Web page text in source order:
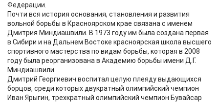
Федерации.
Почти вся история основания, становления и развития
вольной борьбы в Красноярском крае связана с именем
Дмитрия Миндиашвили. В 1973 году им была создана первая
в Сибири и на Дальнем Востоке красноярская школа высшего
спортивного мастерства по видам борьбы, которая в 2008
году была реорганизована в Академию борьбы имени Д.Г.
Миндиашвили.
Дмитрий Георгиевич воспитал целую плеяду выдающихся
борцов, среди которых двукратный олимпийский чемпион
Иван Ярыгин, трехкратный олимпийский чемпион Бувайсар